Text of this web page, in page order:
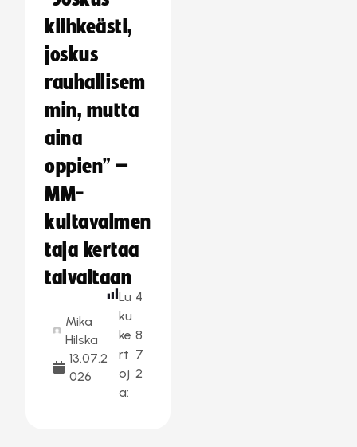
kiihkeästi,
joskus
rauhallisem
min, mutta
aina
oppien” –
MM-
kultavalmen
taja kertaa
taivaltaan
Mika
Hilska
13.07.2
026
Lu
ku
ke
rt
oj
a:
4
8
7
2